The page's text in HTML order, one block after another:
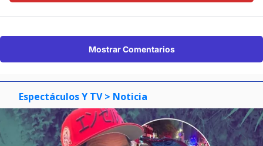
Mostrar Comentarios
Espectáculos Y TV > Noticia